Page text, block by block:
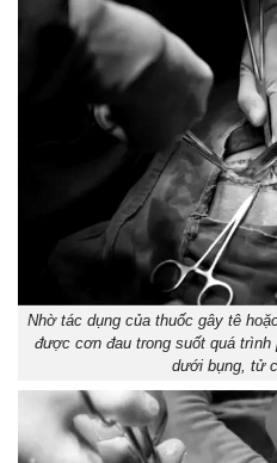
Nhờ tác dụng của thuốc gây tê
được cơn đau trong suốt quá
dưới bụng, tử